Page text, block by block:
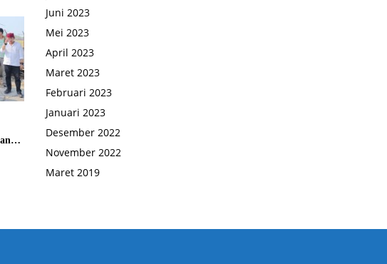
Juni 2023
Mei 2023
April 2023
Maret 2023
Februari 2023
Januari 2023
Desember 2022
November 2022
Maret 2019